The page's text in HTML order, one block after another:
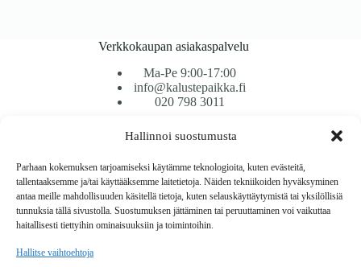
Hallinnoi suostumusta
Parhaan kokemuksen tarjoamiseksi käytämme teknologioita, kuten evästeitä,
tallentaaksemme ja/tai käyttääksemme laitetietoja. Näiden tekniikoiden hyväksyminen
antaa meille mahdollisuuden käsitellä tietoja, kuten selauskäyttäytymistä tai yksilöllisiä
tunnuksia tällä sivustolla. Suostumuksen jättäminen tai peruuttaminen voi vaikuttaa
haitallisesti tiettyihin ominaisuuksiin ja toimintoihin.
Hallitse vaihtoehtoja
Verkkokaupan asiakaspalvelu
Ma-Pe 9:00-17:00
info@kalustepaikka.fi
020 798 3011
Tavarantoimitus / Maksutavat
Toimitustavat
Maksutavat
Vaihto ja palautus
Reklamaatiot